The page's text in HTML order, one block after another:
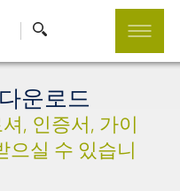
운로드
, 인증서, 가이
으실 수 있습니